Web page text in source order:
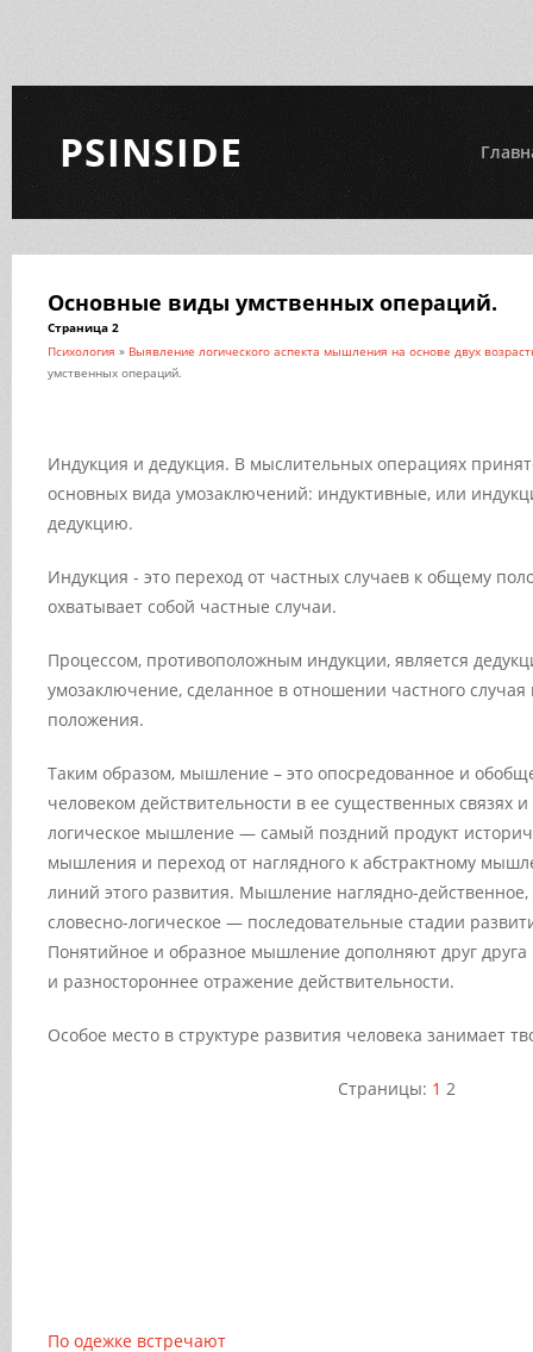
PSINSIDE
Основные виды умственных операций.
Страница 2
Психология » Выявление логического аспекта мышления на основе двух
умственных операций.
Индукция и дедукция. В мыслительных операциях
основных вида умозаключений: индуктивные, или
дедукцию.
Индукция - это переход от частных случаев к общему
охватывает собой частные случаи.
Процессом, противоположным индукции, является
умозаключение, сделанное в отношении частного
положения.
Таким образом, мышление – это опосредованное и
человеком действительности в ее существенных связях
логическое мышление — самый поздний продукт
мышления и переход от наглядного к абстрактному
линий этого развития. Мышление наглядно-
словесно-логическое — последовательные стадии
Понятийное и образное мышление дополняют друг друга
и разностороннее отражение действительности.
Особое место в структуре развития человека занимает
Страницы: 1 2
По одежке встречают